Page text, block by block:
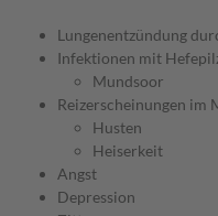
Lungenentzündung
Infektionen mit
Mundsoor
Reizerscheinungen im
Husten
Heiserkeit
Angst
Depression